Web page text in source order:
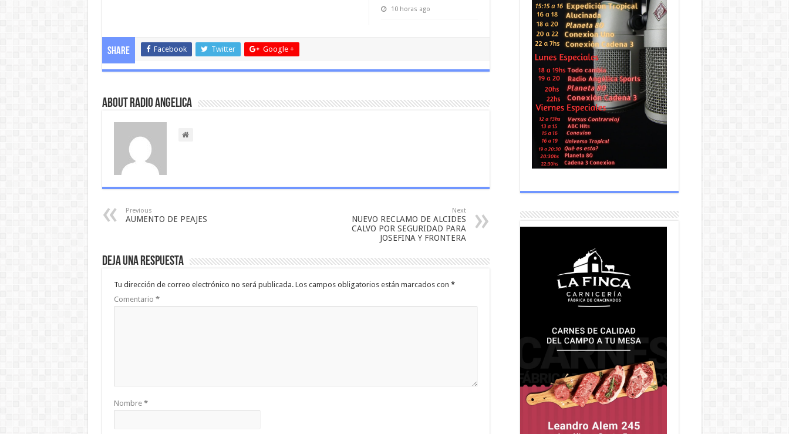
10 horas ago
Share Facebook Twitter Google +
About Radio Angelica
Previous
AUMENTO DE PEAJES
Next
NUEVO RECLAMO DE ALCIDES
CALVO POR SEGURIDAD PARA
JOSEFINA Y FRONTERA
Deja una respuesta
Tu dirección de correo electrónico no será publicada. Los campos obligatorios están marcados con *
Comentario *
Nombre *